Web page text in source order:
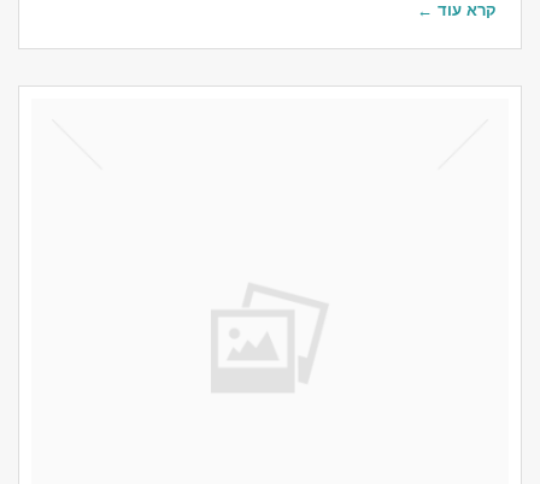
קרא עוד ←